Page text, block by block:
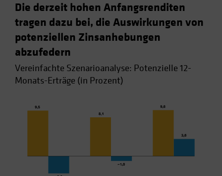
Die derzeit hohen Anfangsrenditen
tragen dazu bei, die Auswirkungen von
potenziellen Zinsanhebungen
abzufedern
Vereinfachte Szenarioanalyse: Potenzielle 12-
Monats-Erträge (in Prozent)